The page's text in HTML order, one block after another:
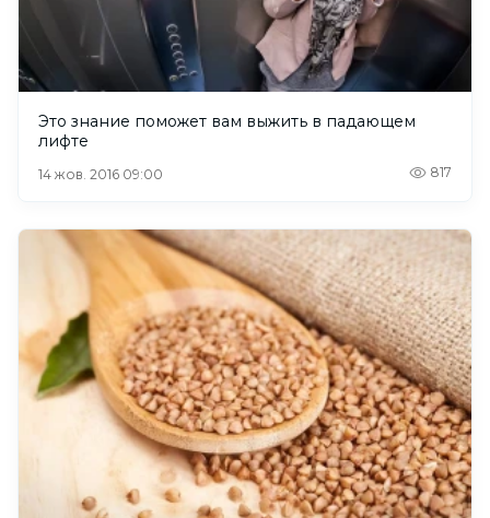
Это знание поможет вам выжить в падающем
лифте
14 жов. 2016 09:00 817